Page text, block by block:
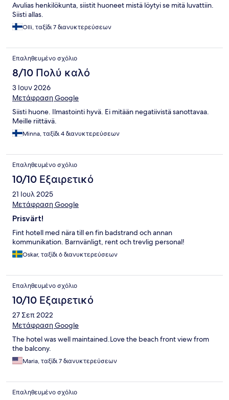
Avulias henkilökunta, siistit huoneet mistä löytyi se mitä luvattiin.
Siisti allas.
Olli, ταξίδι 7 διανυκτερεύσεων
Επαληθευμένο σχόλιο
8/10 Πολύ καλό
3 Ιουν 2026
Μετάφραση Google
Siisti huone. Ilmastointi hyvä. Ei mitään negatiivistä sanottavaa.
Meille riittävä.
Minna, ταξίδι 4 διανυκτερεύσεων
Επαληθευμένο σχόλιο
10/10 Εξαιρετικό
21 Ιουλ 2025
Μετάφραση Google
Prisvärt!
Fint hotell med nära till en fin badstrand och annan
kommunikation. Barnvänligt, rent och trevlig personal!
Oskar, ταξίδι 6 διανυκτερεύσεων
Επαληθευμένο σχόλιο
10/10 Εξαιρετικό
27 Σεπ 2022
Μετάφραση Google
The hotel was well maintained.Love the beach front view from
the balcony.
Maria, ταξίδι 7 διανυκτερεύσεων
Επαληθευμένο σχόλιο